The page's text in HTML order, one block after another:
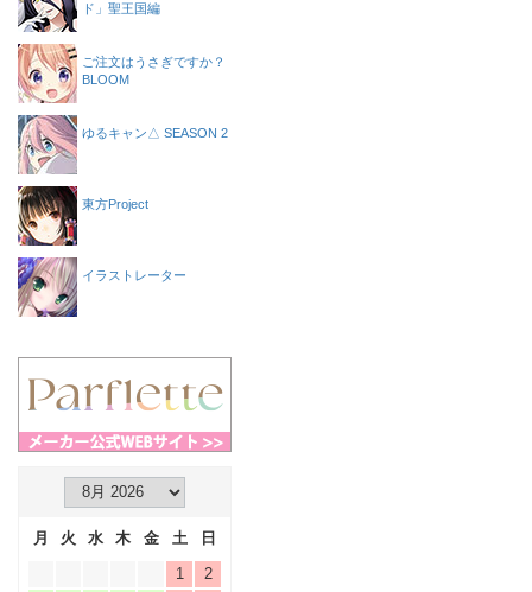
ド」聖王国編
ご注文はうさぎですか？
BLOOM
ゆるキャン△ SEASON 2
東方Project
イラストレーター
月 火 水 木 金 土
日
1
2